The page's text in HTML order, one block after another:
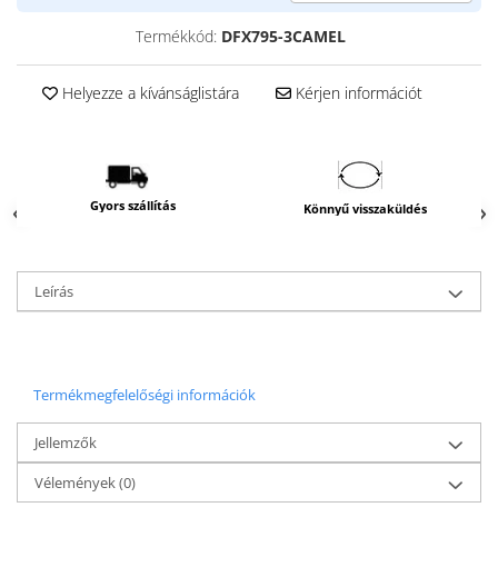
Termékkód: DFX795-3CAMEL
Helyezze a kívánságlistára Kérjen információt
Gyors szállítás Könnyű visszaküldés
Leírás
Termékmegfelelőségi információk
Jellemzők
Vélemények(0)